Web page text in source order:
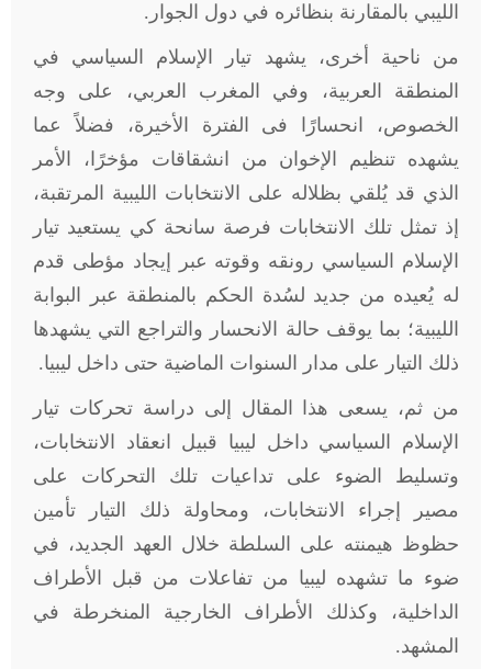
الليبي بالمقارنة بنظائره في دول الجوار.
من ناحية أخرى، يشهد تيار اﻹسلام السياسي في
المنطقة العربية، وفي المغرب العربي، على وجه
الخصوص، انحسارًا فى الفترة الأخيرة، فضلاً عما
يشهده تنظيم اﻹخوان من انشقاقات مؤخرًا، اﻷمر
الذي قد يُلقي بظلاله على الانتخابات الليبية المرتقبة،
إذ تمثل تلك الانتخابات فرصة سانحة كي يستعيد تيار
اﻹسلام السياسي رونقه وقوته عبر إيجاد مؤطى قدم
له يُعيده من جديد لسُدة الحكم بالمنطقة عبر البوابة
الليبية؛ بما يوقف حالة الانحسار والتراجع التي يشهدها
ذلك التيار على مدار السنوات الماضية حتى داخل ليبيا.
من ثم، يسعى هذا المقال إلى دراسة تحركات تيار
اﻹسلام السياسي داخل ليبيا قبيل انعقاد الانتخابات،
وتسليط الضوء على تداعيات تلك التحركات على
مصير إجراء الانتخابات، ومحاولة ذلك التيار تأمين
حظوظ هيمنته على السلطة خلال العهد الجديد، في
ضوء ما تشهده ليبيا من تفاعلات من قبل الأطراف
الداخلية، وكذلك اﻷطراف الخارجية المنخرطة في
المشهد.